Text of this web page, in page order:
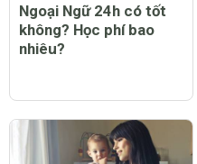
Ngoại Ngữ 24h có tốt
không? Học phí bao
nhiêu?